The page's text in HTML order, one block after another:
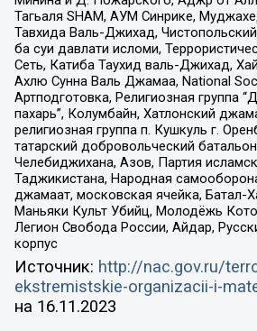
Тагьаля SHAM, АУМ Синрике,
Тавхида Валь-Джихад,
ба суи давлати исломи,
Сеть, Катиба Таухид валь-Джихад,
Ахлю Сунна Валь Джамаа, National
Артподготовка, Религиозная группа
пахарь”, Колумбайн, Хатлонский
религиозная группа п. Кушкуль г.
татарский добровольческий
Челебиджихана, Азов, Партия
Таджикистана, Народная
джамаат, московская ячейка, Батал-
Маньяки Культ Убийц, Молодёжь
Легион Свобода России, Айдар,
корпус
Источник: http://nac.gov.ru/
ekstremistskie-organizacii-i-
на 16.11.2023